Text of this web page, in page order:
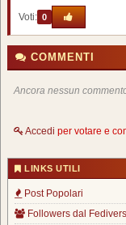
Voti: 0
COMMENTI
Ancora nessun
Accedi per votare e
LINKS UTILI
Post Popolari
Followers dal